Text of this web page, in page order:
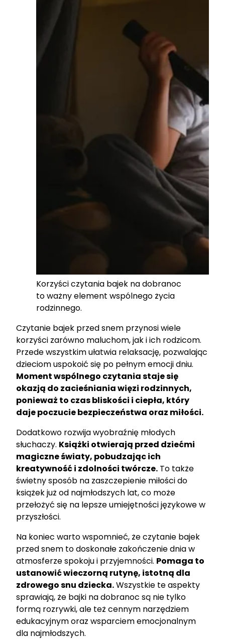
Korzyści czytania bajek na dobranoc
to ważny element wspólnego życia
rodzinnego.
Czytanie bajek przed snem przynosi wiele
korzyści zarówno maluchom, jak i ich rodzicom.
Przede wszystkim ułatwia relaksację, pozwalając
dzieciom uspokoić się po pełnym emocji dniu.
Moment wspólnego czytania staje się
okazją do zacieśniania więzi rodzinnych,
ponieważ to czas bliskości i ciepła, który
daje poczucie bezpieczeństwa oraz miłości.
Dodatkowo rozwija wyobraźnię młodych
słuchaczy. Książki otwierają przed dziećmi
magiczne światy, pobudzając ich
kreatywność i zdolności twórcze. To także
świetny sposób na zaszczepienie miłości do
książek już od najmłodszych lat, co może
przełożyć się na lepsze umiejętności językowe w
przyszłości.
Na koniec warto wspomnieć, że czytanie bajek
przed snem to doskonałe zakończenie dnia w
atmosferze spokoju i przyjemności. Pomaga to
ustanowić wieczorną rutynę, istotną dla
zdrowego snu dziecka.Wszystkie te aspekty
sprawiają, że bajki na dobranoc są nie tylko
formą rozrywki, ale też cennym narzędziem
edukacyjnym oraz wsparciem emocjonalnym
dla najmłodszych.